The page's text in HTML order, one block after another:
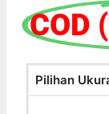
COD
Pilihan